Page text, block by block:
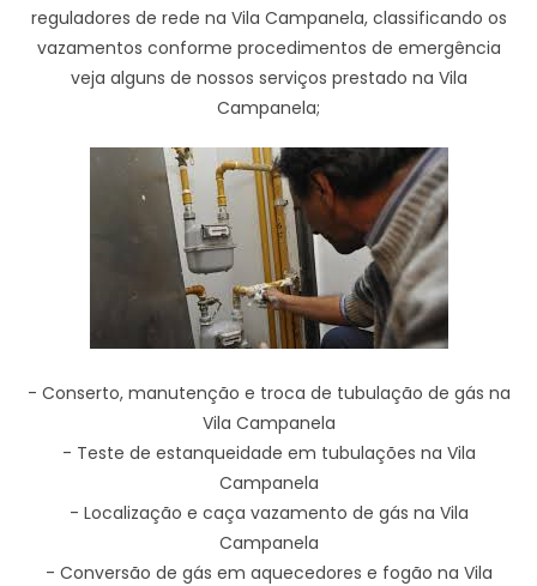
reguladores de rede na Vila Campanela, classificando os
vazamentos conforme procedimentos de emergência
veja alguns de nossos serviços prestado na Vila
Campanela;
- Conserto, manutenção e troca de tubulação de gás na
Vila Campanela
- Teste de estanqueidade em tubulações na Vila
Campanela
- Localização e caça vazamento de gás na Vila
Campanela
- Conversão de gás em aquecedores e fogão na Vila